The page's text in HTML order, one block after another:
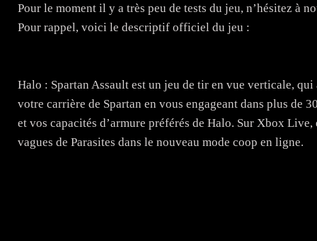
Pour le moment il y a très peu de tests du jeu, n’hésitez à
Pour rappel, voici le descriptif officiel du jeu :
Halo : Spartan Assault est un jeu de tir en vue verticale,
votre carrière de Spartan en vous engageant dans plus de
et vos capacités d’armure préférés de Halo. Sur Xbox
vagues de Parasites dans le nouveau mode coop en ligne.